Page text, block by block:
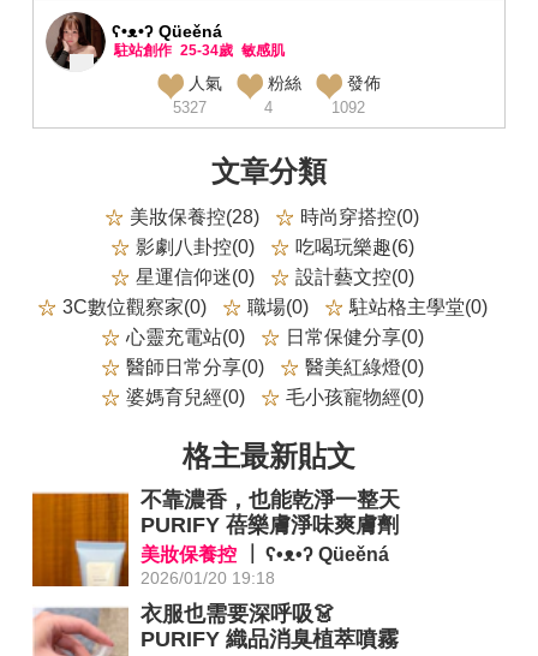
ʕ•ᴥ•ʔ Qüeěná
駐站創作 25-34歲 敏感肌
人氣
5327
粉絲
4
發佈
1092
文章分類
美妝保養控(28)
時尚穿搭控(0)
影劇八卦控(0)
吃喝玩樂趣(6)
星運信仰迷(0)
設計藝文控(0)
3C數位觀察家(0)
職場(0)
駐站格主學堂(0)
心靈充電站(0)
日常保健分享(0)
醫師日常分享(0)
醫美紅綠燈(0)
婆媽育兒經(0)
毛小孩寵物經(0)
格主最新貼文
不靠濃香，也能乾淨一整天
PURIFY 蓓樂膚淨味爽膚劑
美妝保養控 ʕ•ᴥ•ʔ Qüeěná
2026/01/20 19:18
衣服也需要深呼吸👗
PURIFY 織品消臭植萃噴霧